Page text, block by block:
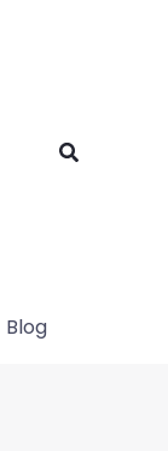
Suchen
Blog